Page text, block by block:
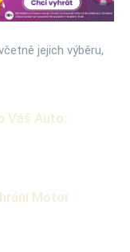
jejich výběru,
Váš Auto:
Motor